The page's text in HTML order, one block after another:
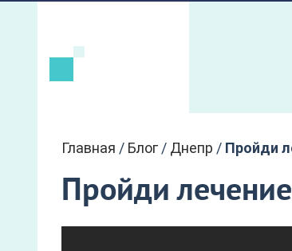
Главная / Блог / Днепр / Пройди
Пройди